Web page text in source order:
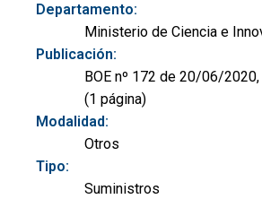
Departamento:
Ministerio de Ciencia e
Publicación:
BOE nº 172 de 20/06/
(1 página)
Modalidad:
Otros
Tipo:
Suministros